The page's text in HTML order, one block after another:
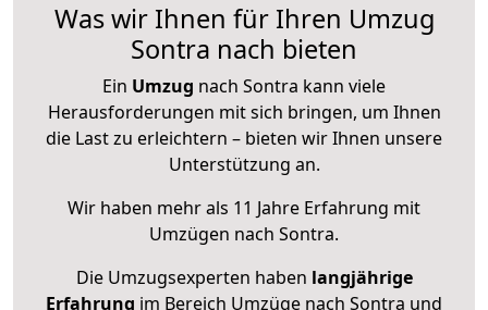
Was wir Ihnen für Ihren Umzug
Sontra nach bieten
Ein Umzug nach Sontra kann viele
Herausforderungen mit sich bringen, um Ihnen
die Last zu erleichtern – bieten wir Ihnen unsere
Unterstützung an.
Wir haben mehr als 11 Jahre Erfahrung mit
Umzügen nach Sontra.
Die Umzugsexperten haben langjährige
Erfahrung im Bereich Umzüge nach Sontra und